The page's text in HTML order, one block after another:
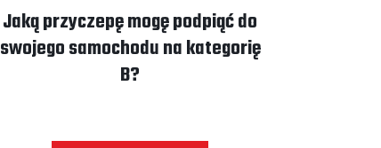
Jaką przyczepę mogę podpiąć do
swojego samochodu na kategorię
B?